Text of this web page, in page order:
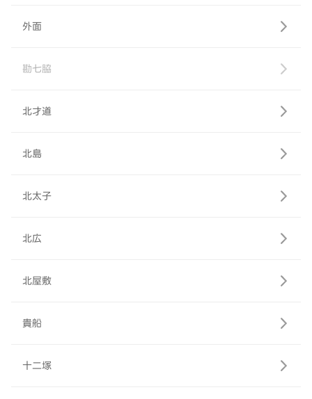
外面
勘七脇
北才道
北島
北太子
北広
北屋敷
貴船
十二塚